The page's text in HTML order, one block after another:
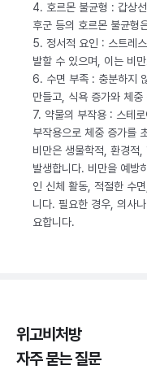
4. 호르몬 불균형 : 갑상
후군 등의 호르몬 불균형
5. 정서적 요인 : 스트레
발할 수 있으며, 이는 비
6. 수면 부족 : 충분하지
만들고, 식욕 증가와 체
7. 약물의 부작용 : 스테
부작용으로 체중 증가를
비만은 생물학적, 환경적
발생합니다. 비만을 예방
인 신체 활동, 적절한 수
니다. 필요한 경우, 의사
요합니다.
위고비처방
자주 묻는 질문